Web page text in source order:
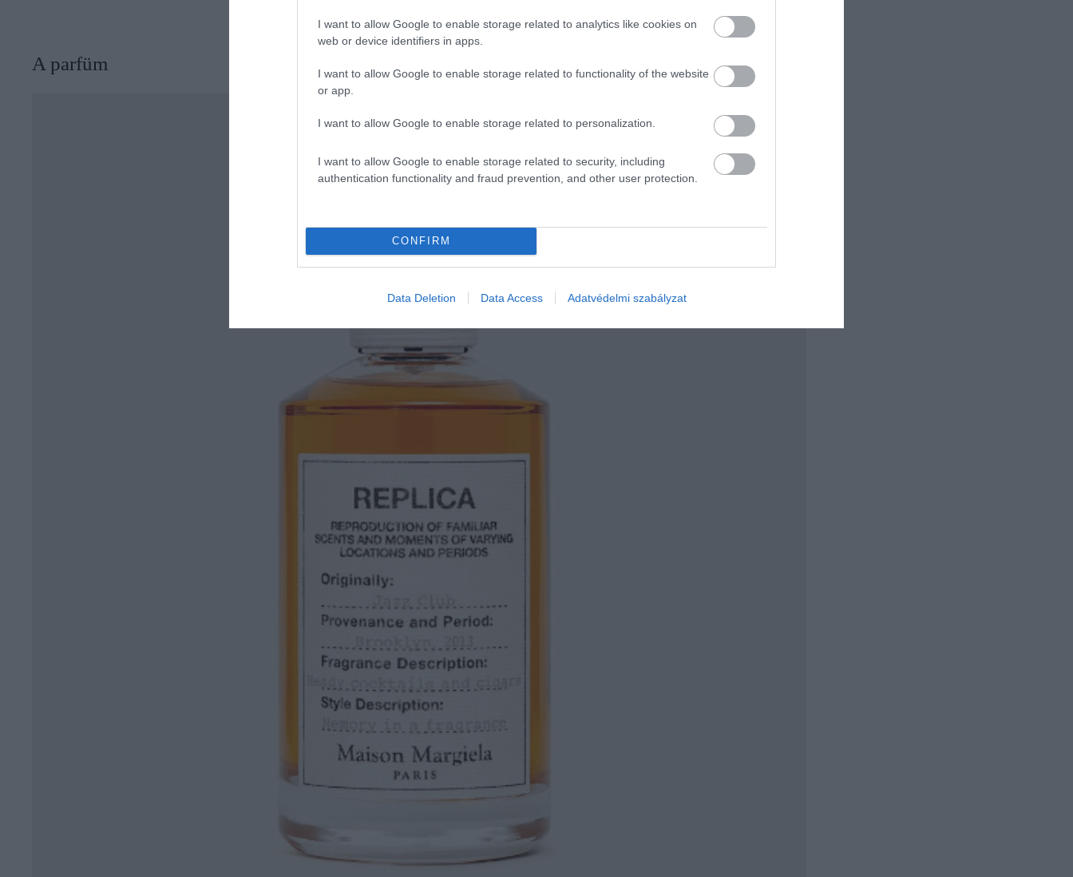
I want to allow Google to enable storage related to analytics like cookies on
web or device identifiers in apps.
I want to allow Google to enable storage related to functionality of the website
or app.
I want to allow Google to enable storage related to personalization.
I want to allow Google to enable storage related to security, including
authentication functionality and fraud prevention, and other user protection.
CONFIRM
Data Deletion Data Access Adatvédelmi szabályzat
A parfüm